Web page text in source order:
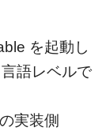
を起動し
語レベルで
実装側